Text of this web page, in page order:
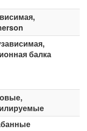
балка